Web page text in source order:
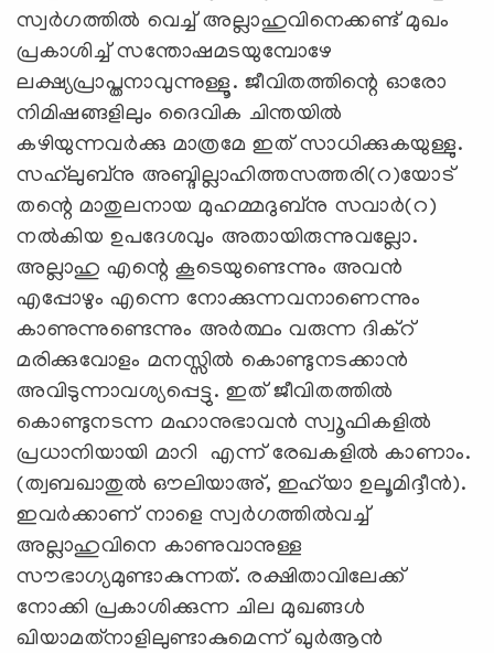
സ്വര്‍ഗത്തില്‍ വെച്ച് അല്ലാഹുവിനെക്കണ്ട് മുഖം
പ്രകാശിച്ച് സന്തോഷമടയുമ്പോഴേ
ലക്ഷ്യപ്രാപ്തനാവുന്നുള്ളൂ. ജീവിതത്തിന്റെ ഓരോ
നിമിഷങ്ങളിലും ദൈവിക ചിന്തയില്‍
കഴിയുന്നവര്‍ക്കു മാത്രമേ ഇത് സാധിക്കുകയുള്ളു.
സഹ്‌ലുബ്‌നു അബ്ദില്ലാഹിത്തസത്തരി(റ)യോട്
തന്റെ മാതുലനായ മുഹമ്മദുബ്‌നു സവാര്‍(റ)
നല്‍കിയ ഉപദേശവും അതായിരുന്നുവല്ലോ.
അല്ലാഹു എന്റെ കൂടെയുണ്ടെന്നും അവന്‍
എപ്പോഴും എന്നെ നോക്കുന്നവനാണെന്നും
കാണുന്നുണ്ടെന്നും അര്‍ത്ഥം വരുന്ന ദിക്‌റ്
മരിക്കുവോളം മനസ്സില്‍ കൊണ്ടുനടക്കാന്‍
അവിടുന്നാവശ്യപ്പെട്ടു. ഇത് ജീവിതത്തില്‍
കൊണ്ടുനടന്ന മഹാനുഭാവന്‍ സ്വൂഫികളില്‍
പ്രധാനിയായി മാറി എന്ന് രേഖകളില്‍ കാണാം.
(ത്വബഖാതുല്‍ ഔലിയാഅ്, ഇഹ്‌യാ ഉലൂമിദ്ദീന്‍).
ഇവര്‍ക്കാണ് നാളെ സ്വര്‍ഗത്തില്‍വച്ച്
അല്ലാഹുവിനെ കാണുവാനുള്ള
സൗഭാഗ്യമുണ്ടാകുന്നത്. രക്ഷിതാവിലേക്ക്
നോക്കി പ്രകാശിക്കുന്ന ചില മുഖങ്ങള്‍
ഖിയാമത്‌നാളിലുണ്ടാകുമെന്ന് ഖുര്‍ആന്‍